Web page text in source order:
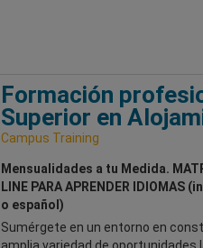
Formación
Superior en
Campus Training
Mensualidades a tu Medida.
LINE PARA APRENDER
o español)
Sumérgete en un entorno en